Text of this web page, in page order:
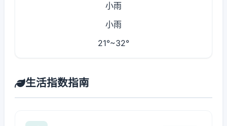
小雨
小雨
21°~32°
生活指数指南